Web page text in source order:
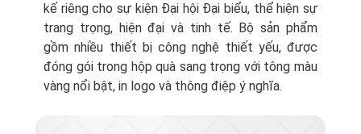
kế riêng cho sự kiện Đại hội Đại biểu, thể hiện sự
trang trọng, hiện đại và tinh tế. Bộ sản phẩm
gồm nhiều thiết bị công nghệ thiết yếu, được
đóng gói trong hộp quà sang trọng với tông màu
vàng nổi bật, in logo và thông điệp ý nghĩa.